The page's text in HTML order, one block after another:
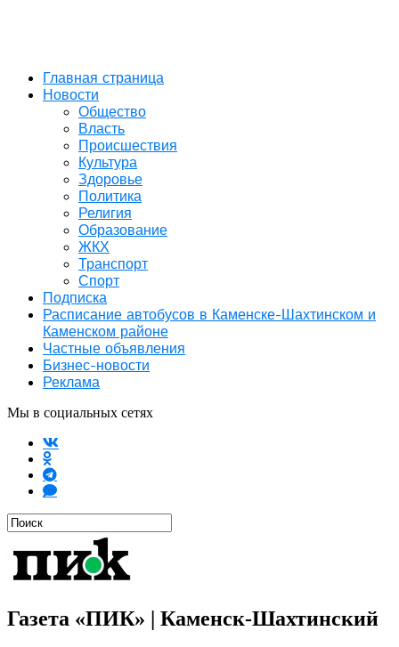
Главная страница
Новости
Общество
Власть
Происшествия
Культура
Здоровье
Политика
Религия
Образование
ЖКХ
Транспорт
Спорт
Подписка
Расписание автобусов в Каменске-Шахтинском и
Каменском районе
Частные объявления
Бизнес-новости
Реклама
Мы в социальных сетях
Газета «ПИК» | Каменск-Шахтинский